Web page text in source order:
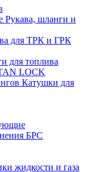
Рукава, шланги и
для ТРК и ГРК
для топлива
LOCK
Катушки для
БРС
жидкости и газа